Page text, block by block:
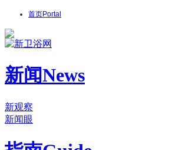
首页Portal
新闻News
新观察
新闻眼